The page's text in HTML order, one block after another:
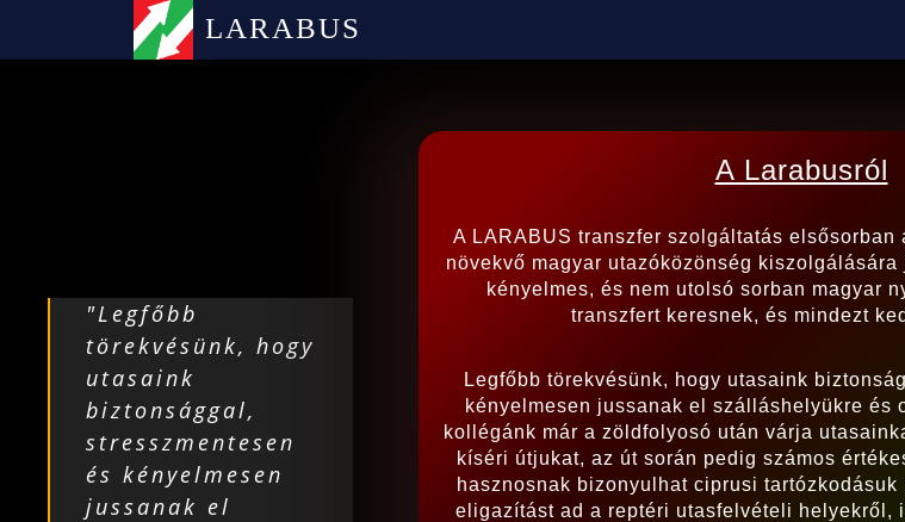
LARABUS
"Legfőbb
törekvésünk, hogy
utasaink
biztonsággal,
stresszmentesen
és kényelmesen
jussanak el
A Larabusról
A LARABUS transzfer szolgáltatás elsősorban
növekvő magyar utazóközönség
kényelmes, és nem utolsó sorban magyar
transzfert keresnek, és mindezt
Legfőbb törekvésünk, hogy utasaink
kényelmesen jussanak el szálláshelyükre és
kollégánk már a zöldfolyosó után várja
kíséri útjukat, az út során pedig számos
hasznosnak bizonyulhat ciprusi
eligazítást ad a reptéri utasfelvételi helyekről,